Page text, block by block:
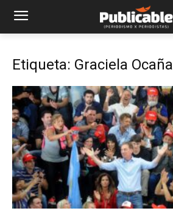
Etiqueta: Graciela Ocaña